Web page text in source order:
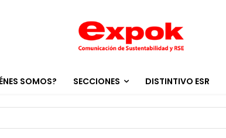
SOMOS? SECCIONES DISTINTIVO ESR